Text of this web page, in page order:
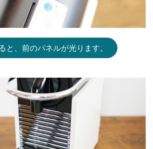
と、前のパネルが光ります。